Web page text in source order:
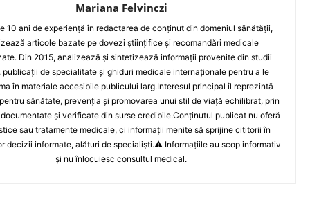
Mariana Felvinczi
10 ani de experiență în redactarea de conținut din domeniul sănătății,
articole bazate pe dovezi științifice și recomandări medicale
Din 2015, analizează și sintetizează informații provenite din studii
publicații de specialitate și ghiduri medicale internaționale pentru a le
în materiale accesibile publicului larg.Interesul principal îl reprezintă
sănătate, prevenția și promovarea unui stil de viață echilibrat, prin
și verificate din surse credibile.Conținutul publicat nu oferă
sau tratamente medicale, ci informații menite să sprijine cititorii în
decizii informate, alături de specialiști.⚠️ Informațiile au scop informativ
și nu înlocuiesc consultul medical.